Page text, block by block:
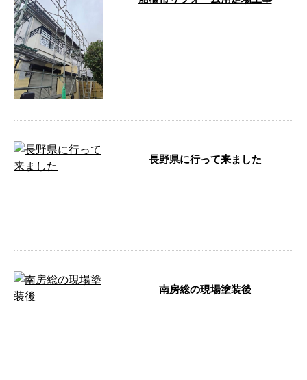
長野県に行って来ました
南房総の現場塗装後